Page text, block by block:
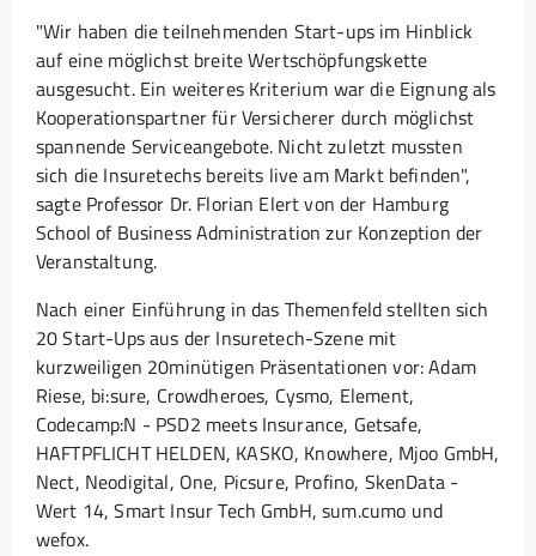
"Wir haben die teilnehmenden Start-ups im Hinblick
auf eine möglichst breite Wertschöpfungskette
ausgesucht. Ein weiteres Kriterium war die Eignung als
Kooperationspartner für Versicherer durch möglichst
spannende Serviceangebote. Nicht zuletzt mussten
sich die Insuretechs bereits live am Markt befinden",
sagte Professor Dr. Florian Elert von der Hamburg
School of Business Administration zur Konzeption der
Veranstaltung.
Nach einer Einführung in das Themenfeld stellten sich
20 Start-Ups aus der Insuretech-Szene mit
kurzweiligen 20minütigen Präsentationen vor: Adam
Riese, bi:sure, Crowdheroes, Cysmo, Element,
Codecamp:N - PSD2 meets Insurance, Getsafe,
HAFTPFLICHT HELDEN, KASKO, Knowhere, Mjoo GmbH,
Nect, Neodigital, One, Picsure, Profino, SkenData -
Wert 14, Smart Insur Tech GmbH, sum.cumo und
wefox.